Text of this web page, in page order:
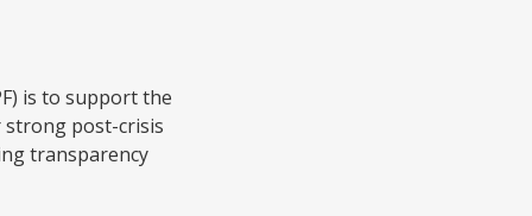
is to support the
strong post-crisis
transparency